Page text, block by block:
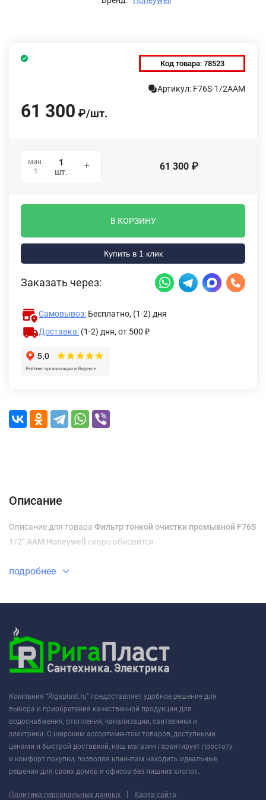
Код товара: 78523
Артикул: F76S-1/2AAM
61 300 ₽/шт.
мин.
1
шт. 61 300 ₽
В КОРЗИНУ
Купить в 1 клик
Заказать через:
Самовывоз: Бесплатно, (1-2) дня
Доставка: (1-2) дня, от 500 ₽
Описание
Описание для товара Фильтр тонкой очистки промывной F76S
1/2" ААМ Honeywell
скоро обновится
подробнее
Компания “Rigaplast.ru” предоставляет удобное решение для
выбора и приобретения качественной продукции для
водоснабжения, отопления, канализации, сантехники и
электрики. С широким ассортиментом товаров, доступными
ценами и быстрой доставкой, наш магазин гарантирует простоту
и комфорт покупки, позволяя клиентам находить идеальные
решения для своих домов и офисов без лишних хлопот.
Политика персональных данных | Карта сайта